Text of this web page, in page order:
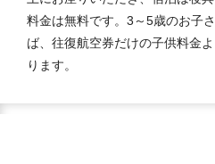
料金は無料です。3～5歳のお子
ば、往復航空券だけの子供料金
ります。